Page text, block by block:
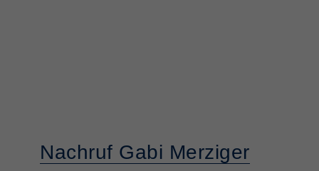
Nachruf Gabi Merziger